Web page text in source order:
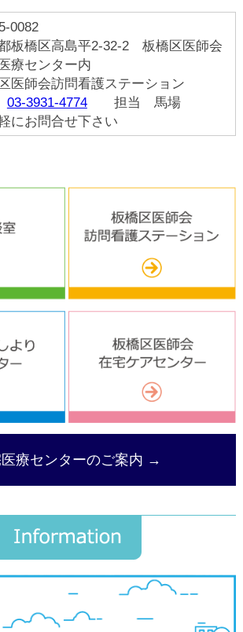
0082
板橋区高島平2-32-2 板橋区医師会
療センター内
医師会訪問看護ステーション
03-3931-4774担当 馬場
にお問合せ下さい
療センターのご案内 →